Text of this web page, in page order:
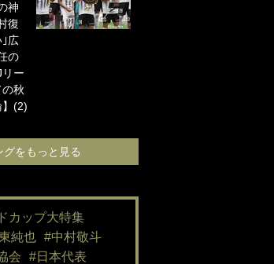
神
復
広
の
ー
秋
】(2)
グをもっと見る
カップ大特集
純也 #中村敬斗
会
#日本代表